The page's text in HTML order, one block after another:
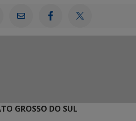
GROSSO DO SUL